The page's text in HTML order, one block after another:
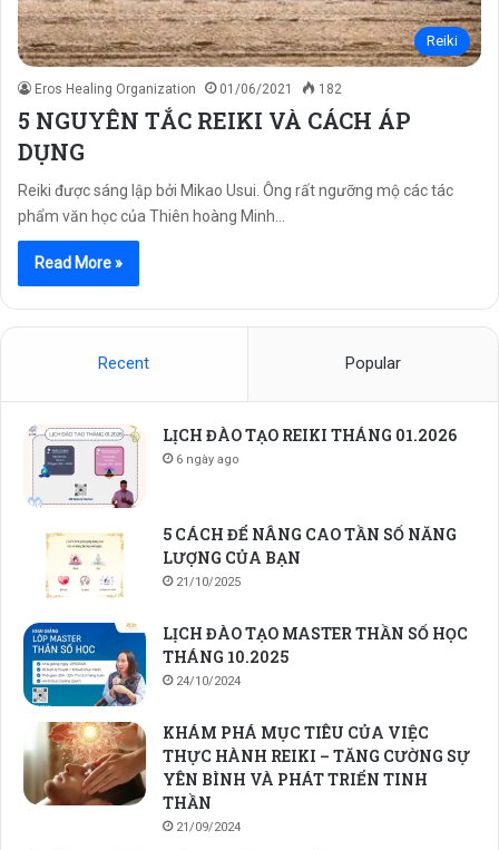
Reiki
Eros Healing Organization 01/06/2021 182
5 NGUYÊN TẮC REIKI VÀ CÁCH ÁP
DỤNG
Reiki được sáng lập bởi Mikao Usui. Ông rất ngưỡng mộ các tác
phẩm văn học của Thiên hoàng Minh…
Read More »
Recent Popular
LỊCH ĐÀO TẠO REIKI THÁNG 01.2026
6 ngày ago
5 CÁCH ĐỂ NÂNG CAO TẦN SỐ NĂNG
LƯỢNG CỦA BẠN
21/10/2025
LỊCH ĐÀO TẠO MASTER THẦN SỐ HỌC
THÁNG 10.2025
24/10/2024
KHÁM PHÁ MỤC TIÊU CỦA VIỆC
THỰC HÀNH REIKI – TĂNG CƯỜNG SỰ
YÊN BÌNH VÀ PHÁT TRIỂN TINH
THẦN
21/09/2024